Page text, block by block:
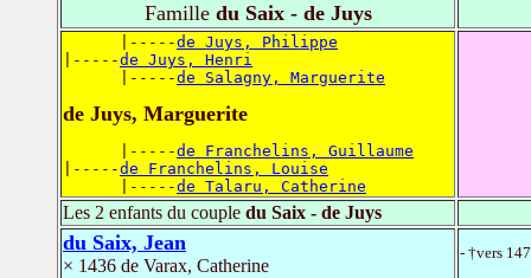
Familledu Saix - de Juys
      |-----
de Juys, Philippe
|-----de Juys, Henri
      |-----
de Salagny, Marguerite
de Juys, Marguerite
      |-----
de Franchelins, Guillaume
|-----de Franchelins, Louise
      |-----
de Talaru, Catherine
Les 2 enfants du couple du Saix - de Juys
du Saix, Jean
× 1436 de Varax, Catherine
- †vers